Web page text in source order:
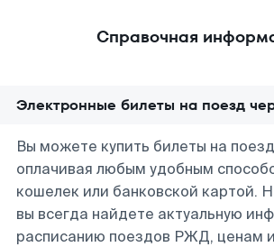
Справочная
Электронные билеты на поезд
Вы можете купить билеты на
оплачивая любым удобным
кошелек или банковской картой.
вы всегда найдете актуальную
расписанию поездов РЖД, ценам